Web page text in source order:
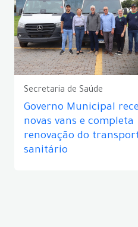
Secretaria de Saúde
Governo Municipal
novas vans e completa
renovação do
sanitário